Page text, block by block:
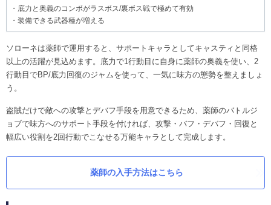
・底力と奥義のコンボがラスボス/裏ボス戦で極めて有効
・装備できる武器種が増える
ソローネは薬師で運用すると、サポートキャラとしてキャスティと同格
以上の活躍が見込めます。底力で1行動目に自身に薬師の奥義を使い、2
行動目でBP/底力回復のジャムを使って、一気に味方の態勢を整えましょ
う。
盗賊だけで敵への攻撃とデバフ手段を用意できるため、薬師のバトルジ
ョブで味方へのサポート手段を付ければ、攻撃・バフ・デバフ・回復と
幅広い役割を2回行動でこなせる万能キャラとして完成します。
薬師の入手方法はこちら